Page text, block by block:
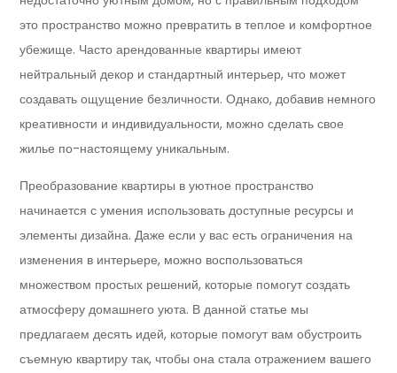
это пространство можно превратить в теплое и комфортное
убежище. Часто арендованные квартиры имеют
нейтральный декор и стандартный интерьер, что может
создавать ощущение безличности. Однако, добавив немного
креативности и индивидуальности, можно сделать свое
жилье по-настоящему уникальным.
Преобразование квартиры в уютное пространство
начинается с умения использовать доступные ресурсы и
элементы дизайна. Даже если у вас есть ограничения на
изменения в интерьере, можно воспользоваться
множеством простых решений, которые помогут создать
атмосферу домашнего уюта. В данной статье мы
предлагаем десять идей, которые помогут вам обустроить
съемную квартиру так, чтобы она стала отражением вашего